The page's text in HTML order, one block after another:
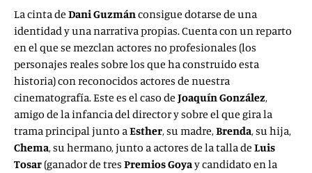
La cinta de Dani Guzmánconsigue dotarse de una
identidad y una narrativa propias. Cuenta con un reparto
en el que se mezclan actores no profesionales (los
personajes reales sobre los que ha construido esta
historia) con reconocidos actores de nuestra
cinematografía. Este es el caso de Joaquín González,
amigo de la infancia del director y sobre el que gira la
trama principal junto aEsther, su madre,Brenda, su hija,
Chema, su hermano, junto a actores de la talla de Luis
Tosar (ganador de tres Premios Goyay candidato en la